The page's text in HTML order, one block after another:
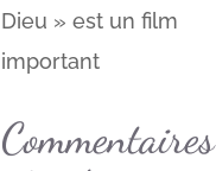
Dieu » est un film
important
Commentaires